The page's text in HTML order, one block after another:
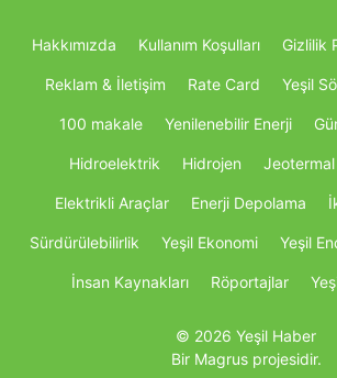
Hakkımızda Kullanım Koşulları Gizlilik
Reklam & İletişim Rate Card Yeşil
100 makale Yenilenebilir Enerji
Hidroelektrik Hidrojen Jeotermal
Elektrikli Araçlar Enerji Depolama
Sürdürülebilirlik Yeşil Ekonomi Yeşil
İnsan Kaynakları Röportajlar
© 2026 Yeşil Haber
Bir Magrus projesidir.